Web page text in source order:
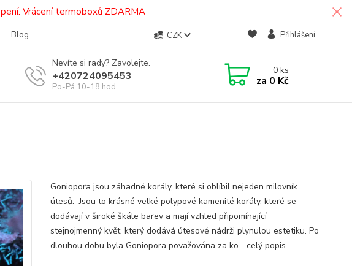
Vrácení termoboxů ZDARMA
Blog CZK Přihlášení
Nevíte si rady? Zavolejte.
+420724095453
Po-Pá 10-18 hod.
0ks
za 0 Kč
Goniopora jsou záhadné korály, které si oblíbil nejeden milovník
útesů. Jsou to krásné velké polypové kamenité korály, které se
dodávají v široké škále barev a mají vzhled připomínající
stejnojmenný květ, který dodává útesové nádrži plynulou estetiku. Po
dlouhou dobu byla Goniopora považována za ko... celý popis